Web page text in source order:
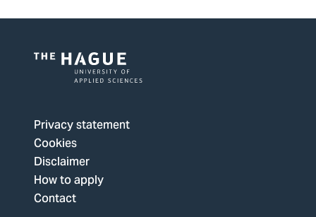
The
Hague
University
of
Applied
Sciences,
Privacy statement
Cookies
Disclaimer
How to apply
Contact